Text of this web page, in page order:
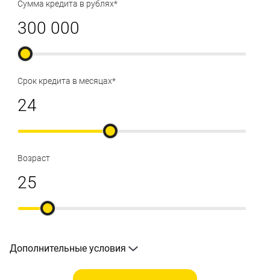
Сумма кредита в рублях*
Срок кредита в месяцах*
Возраст
Дополнительные условия